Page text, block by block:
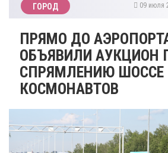
ГОРОД 09 июля
ПРЯМО ДО
ОБЪЯВИЛИ АУКЦИОН
СПРЯМЛЕНИЮ ШОССЕ
КОСМОНАВТОВ